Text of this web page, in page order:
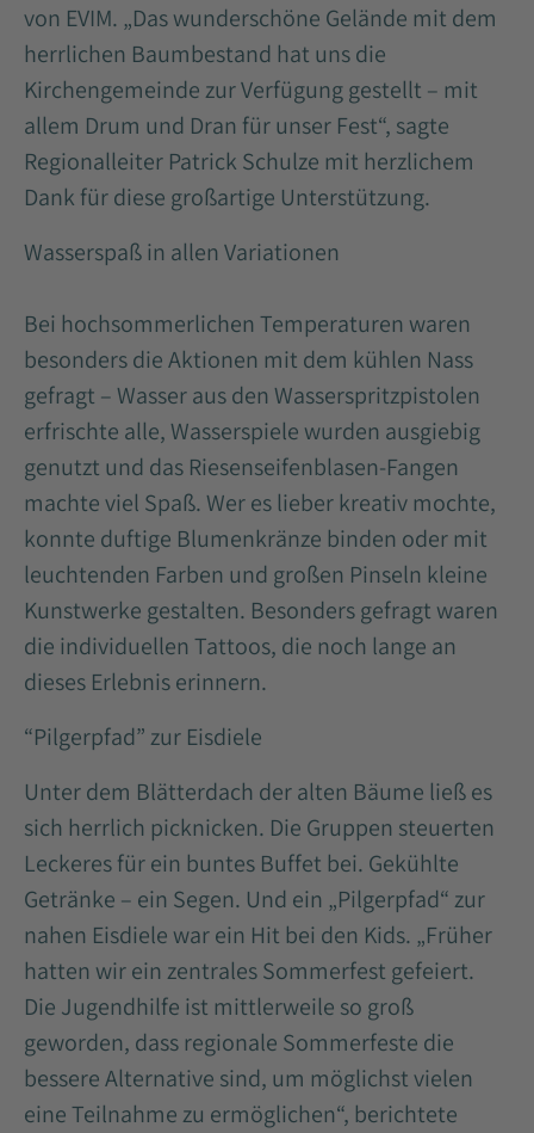
von EVIM. „Das wunderschöne Gelände mit dem
herrlichen Baumbestand hat uns die
Kirchengemeinde zur Verfügung gestellt – mit
allem Drum und Dran für unser Fest“, sagte
Regionalleiter Patrick Schulze mit herzlichem
Dank für diese großartige Unterstützung.
Wasserspaß in allen Variationen
Bei hochsommerlichen Temperaturen waren
besonders die Aktionen mit dem kühlen Nass
gefragt – Wasser aus den Wasserspritzpistolen
erfrischte alle, Wasserspiele wurden ausgiebig
genutzt und das Riesenseifenblasen-Fangen
machte viel Spaß. Wer es lieber kreativ mochte,
konnte duftige Blumenkränze binden oder mit
leuchtenden Farben und großen Pinseln kleine
Kunstwerke gestalten. Besonders gefragt waren
die individuellen Tattoos, die noch lange an
dieses Erlebnis erinnern.
“Pilgerpfad” zur Eisdiele
Unter dem Blätterdach der alten Bäume ließ es
sich herrlich picknicken. Die Gruppen steuerten
Leckeres für ein buntes Buffet bei. Gekühlte
Getränke – ein Segen. Und ein „Pilgerpfad“ zur
nahen Eisdiele war ein Hit bei den Kids. „Früher
hatten wir ein zentrales Sommerfest gefeiert.
Die Jugendhilfe ist mittlerweile so groß
geworden, dass regionale Sommerfeste die
bessere Alternative sind, um möglichst vielen
eine Teilnahme zu ermöglichen“, berichtete